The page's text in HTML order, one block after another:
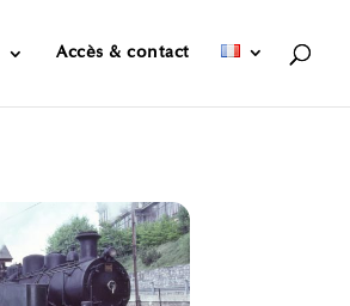
Accès & contact